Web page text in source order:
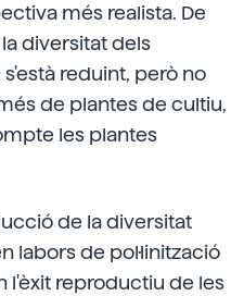
més realista. De
diversitat dels
s'està reduint, però no
de plantes de cultiu,
les plantes
de la diversitat
labors de pol·linització
l'èxit reproductiu de les